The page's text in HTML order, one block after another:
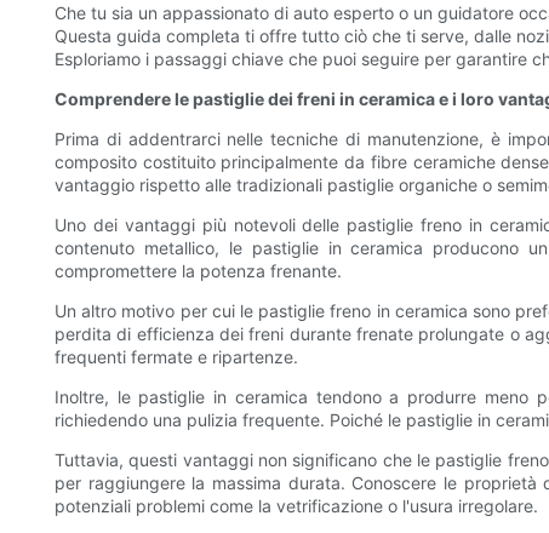
Che tu sia un appassionato di auto esperto o un guidatore
Questa guida completa ti offre tutto ciò che ti serve, dalle
Esploriamo i passaggi chiave che puoi seguire per garantire
Comprendere le pastiglie dei freni in ceramica e i loro
Prima di addentrarci nelle tecniche di manutenzione, è
composito costituito principalmente da fibre ceramiche
vantaggio rispetto alle tradizionali pastiglie organiche o
Uno dei vantaggi più notevoli delle pastiglie freno in
contenuto metallico, le pastiglie in ceramica producono
compromettere la potenza frenante.
Un altro motivo per cui le pastiglie freno in ceramica sono
perdita di efficienza dei freni durante frenate prolungate o
frequenti fermate e ripartenze.
Inoltre, le pastiglie in ceramica tendono a produrre meno
richiedendo una pulizia frequente. Poiché le pastiglie in
Tuttavia, questi vantaggi non significano che le pastiglie
per raggiungere la massima durata. Conoscere le
potenziali problemi come la vetrificazione o l'usura irregolare.